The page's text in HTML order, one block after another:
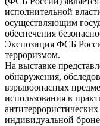
исполнительной
осуществляющим
обеспечения
Экспозиция ФСБ
терроризмом.
На выставке
обнаружения,
взрывоопасных
использования в
индивидуальной